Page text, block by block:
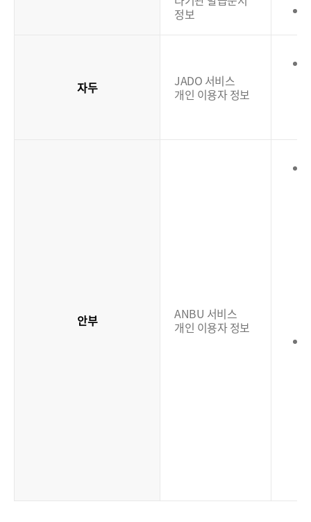
정보
자두
JADO 서비스
개인 이용자 정보
안부
ANBU 서비스
개인 이용자 정보